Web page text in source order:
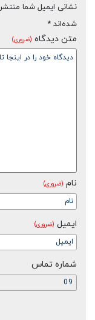
نشانی ایمیل شما
شده‌اند *
متن دیدگاه (ضروری)
نام (ضروری)
ایمیل (ضروری)
شماره تماس